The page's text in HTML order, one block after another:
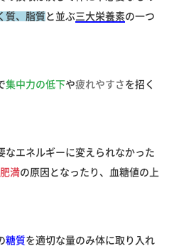
質、脂質と並ぶ三大栄養素の一つ
集中力の低下や疲れやすさ を招く
なエネルギーに変えられなかった
肥満の原因となったり、血糖値の上
糖質を適切な量のみ体に取り入れ